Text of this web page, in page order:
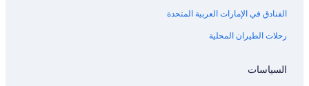
الفنادق في الإمارات العربية المتحدة
رحلات الطيران المحلية
السياسات